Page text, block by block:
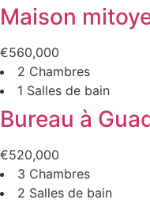
Maison
€560,000
2 Chambres
1 Salles de bain
Bureau à
€520,000
3 Chambres
2 Salles de bain